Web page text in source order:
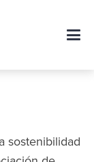
sostenibilidad